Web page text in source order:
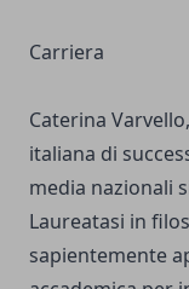
Carriera
Caterina
italiana di
media nazionali
Laureatasi in
sapientemente